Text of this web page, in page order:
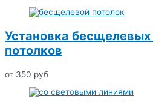
Установка
потолков
от 350 руб